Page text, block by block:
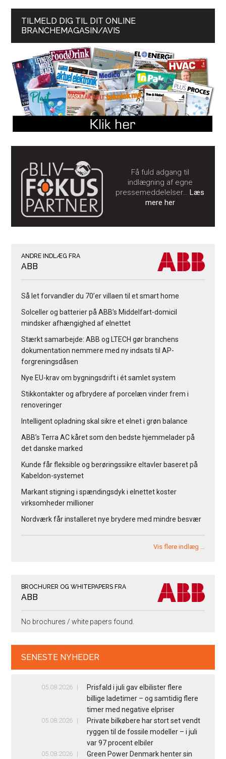
TILMELD DIG TIL DIT ONLINE
BRANCHEMAGASIN/AVIS
Få fuld adgang til
indlægning af egne
pressemeddelelser…Læs
mere her
ANDRE INDLÆG FRA
ABB
Så let forvandler du 70’er villaen til et smart home
Solceller og batterier på ABB’s Middelfart-domicil
mindsker afhængighed af elnettet
Stærkt samarbejde: ABB og LTECH gør branchens
dokumentation nemmere med ny indsats til AP-
forgreningsdåsen
Nye EU-krav om bygningsdrift i ét samlet system
Stikkontakter og afbrydere af porcelæn vinder frem i
renoveringer
Intelligent opladning skal sikre et elnet i grøn balance
ABB’s Terra AC kåret som den bedste hjemmelader på
det danske marked
Kunde får fleksible og berøringssikre eltavler baseret på
Kabeldon-systemet
Markant stigning i spændingsdyk i elnettet koster
virksomheder millioner
Nordværk får installeret nye brydere med mindre besvær
Vis flere indlæg …
BROCHURER OG WHITEPAPERS FRA
ABB
No brochures / white papers found.
SENESTE NYHEDER
05.08.2026
Prisfald i juli gav elbilister flere
billige ladetimer – og samtidig flere
timer med negative elpriser
05.08.2026
Private bilkøbere har stort set vendt
ryggen til de fossile modeller – i juli
var 97 procent elbiler
05.08.2026
Green Power Denmark henter sin